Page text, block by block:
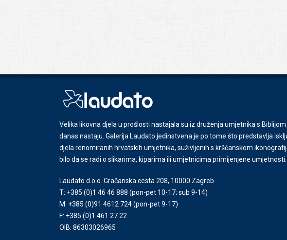
Velika likovna djela u prošlosti nastajala su iz druženja umjetnika s Biblijom
danas nastaju. Galerija Laudato jedinstvena je po tome što predstavlja
djela renomiranih hrvatskih umjetnika, suživljenih s kršćanskom
bilo da se radi o slikarima, kiparima ili umjetnicima primijenjene umjetnosti.
Laudato d.o.o. Gračanska cesta 208, 10000 Zagreb
T: +385 (0)1 46 46 888 (pon-pet 10-17; sub 9-14)
M: +385 (0)91 4612 724(pon-pet 9-17)
F: +385 (0)1 461 27 22
OIB: 86303026965